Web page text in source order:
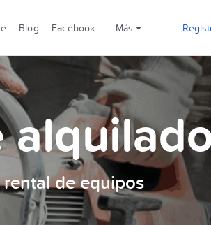
Blog Facebook Más
de equipos